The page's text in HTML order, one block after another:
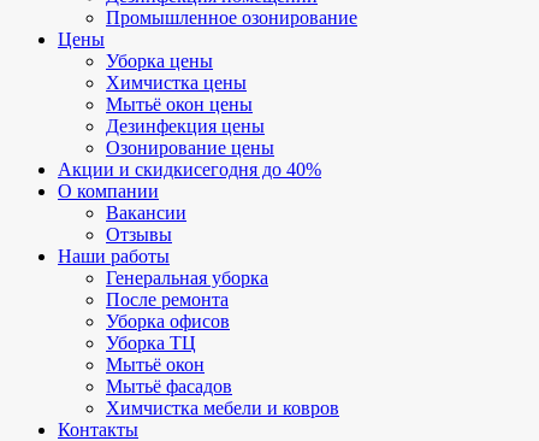
Промышленное озонирование
Цены
Уборка цены
Химчистка цены
Мытьё окон цены
Дезинфекция цены
Озонирование цены
Акции и скидкисегодня до 40%
О компании
Вакансии
Отзывы
Наши работы
Генеральная уборка
После ремонта
Уборка офисов
Уборка ТЦ
Мытьё окон
Мытьё фасадов
Химчистка мебели и ковров
Контакты